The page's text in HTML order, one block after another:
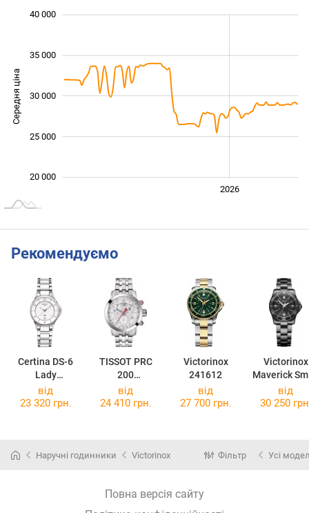
Середня ціна 20 000
20 000
40 000
30 000
35 000
25 000
2026
Рекомендуємо
Certina DS-6
Lady
C039.251.11.0
17.00
TISSOT PRC
200
Chronograph
NBA Special
Victorinox
241612
Victorinox
Maverick
V241799
від
23 320 грн.
від
24 410 грн.
від
27 700 грн.
від
30 250
Наручні годинники Victorinox Фільтр Усі
Повна версія сайту